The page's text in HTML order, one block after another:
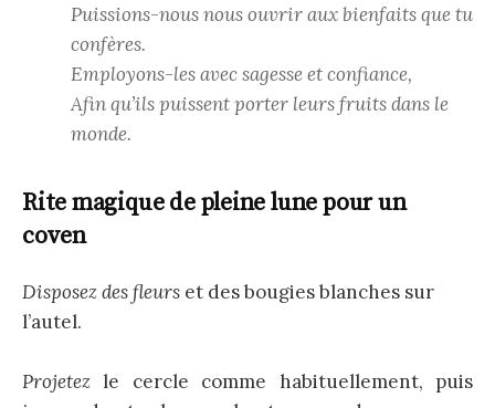
Puissions-nous nous ouvrir aux bienfaits que tu
confères.
Employons-les avec sagesse et confiance,
Afin qu’ils puissent porter leurs fruits dans le
monde.
Rite magique de pleine lune pour un
coven
Disposez des fleurs et des bougies blanches sur
l’autel.
Projetez le cercle comme habituellement, puis